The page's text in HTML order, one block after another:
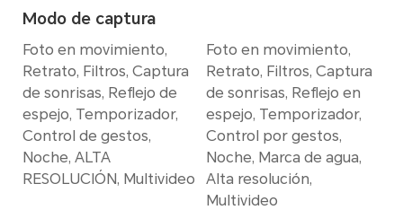
Modo de captura
Foto en movimiento,
Retrato, Filtros, Captura
de sonrisas, Reflejo de
espejo, Temporizador,
Control de gestos,
Noche, ALTA
RESOLUCIÓN, Multivideo
Foto en movimiento,
Retrato, Filtros, Captura
de sonrisas, Reflejo en
espejo, Temporizador,
Control por gestos,
Noche, Marca de agua,
Alta resolución,
Multivideo